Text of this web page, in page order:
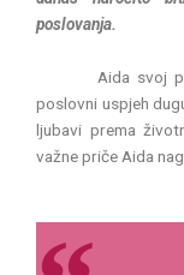
poslovanja.
Aida svoj
poslovni uspjeh
ljubavi prema
važne priče Aida